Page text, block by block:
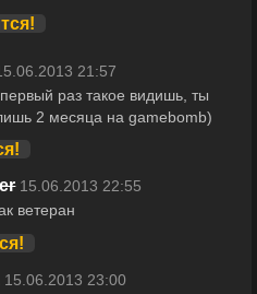
21:57
раз такое видишь, ты
2 месяца на gamebomb)
15.06.2013 22:55
ветеран
15.06.2013 23:00